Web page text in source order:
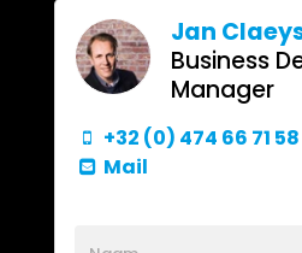
Jan
Business
Manager
+32 (0) 474 66 71 58
Mail